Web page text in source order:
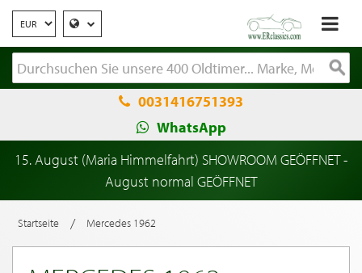
0031416751393
WhatsApp
15. August (Maria Himmelfahrt) SHOWROOM GEÖFFNET -
August normal GEÖFFNET
Startseite / Mercedes 1962